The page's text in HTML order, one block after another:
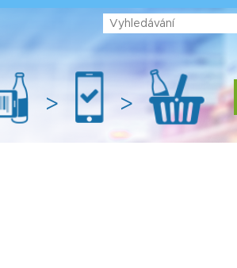
> >